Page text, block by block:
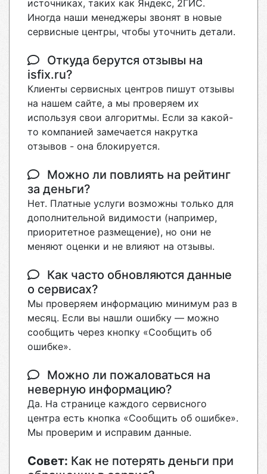
источниках, таких как Яндекс, 2ГИС.
Иногда наши менеджеры звонят в новые
сервисные центры, чтобы уточнить детали.
Откуда берутся отзывы на
isfix.ru?
Клиенты сервисных центров пишут отзывы
на нашем сайте, а мы проверяем их
используя свои алгоритмы. Если за какой-
то компанией замечается накрутка
отзывов - она блокируется.
Можно ли повлиять на рейтинг
за деньги?
Нет. Платные услуги возможны только для
дополнительной видимости (например,
приоритетное размещение), но они не
меняют оценки и не влияют на отзывы.
Как часто обновляются данные
о сервисах?
Мы проверяем информацию минимум раз в
месяц. Если вы нашли ошибку — можно
сообщить через кнопку «Сообщить об
ошибке».
Можно ли пожаловаться на
неверную информацию?
Да. На странице каждого сервисного
центра есть кнопка «Сообщить об ошибке».
Мы проверим и исправим данные.
Совет: Как не потерять деньги при